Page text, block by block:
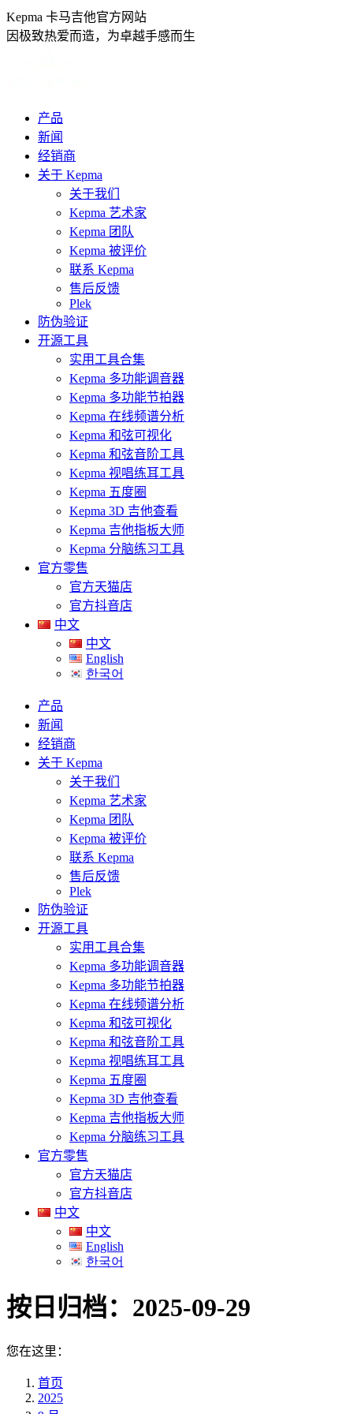
跳
转
Kepma 卡马吉他官方网站
因极致热爱而造，为卓越手感而生
产品
新闻
经销商
关于 Kepma
关于我们
Kepma 艺术家
Kepma 团队
Kepma 被评价
联系 Kepma
售后反馈
Plek
防伪验证
开源工具
实用工具合集
Kepma 多功能调音器
Kepma 多功能节拍器
Kepma 在线频谱分析
Kepma 和弦可视化
Kepma 和弦音阶工具
Kepma 视唱练耳工具
Kepma 五度圈
Kepma 3D 吉他查看
Kepma 吉他指板大师
Kepma 分脑练习工具
官方零售
官方天猫店
官方抖音店
中文
中文
English
한국어
产品
新闻
经销商
关于 Kepma
关于我们
Kepma 艺术家
Kepma 团队
Kepma 被评价
联系 Kepma
售后反馈
Plek
防伪验证
开源工具
实用工具合集
Kepma 多功能调音器
Kepma 多功能节拍器
Kepma 在线频谱分析
Kepma 和弦可视化
Kepma 和弦音阶工具
Kepma 视唱练耳工具
Kepma 五度圈
Kepma 3D 吉他查看
Kepma 吉他指板大师
Kepma 分脑练习工具
官方零售
官方天猫店
官方抖音店
中文
中文
English
한국어
按日归档： 2025-09-29
您在这里：
首页
2025